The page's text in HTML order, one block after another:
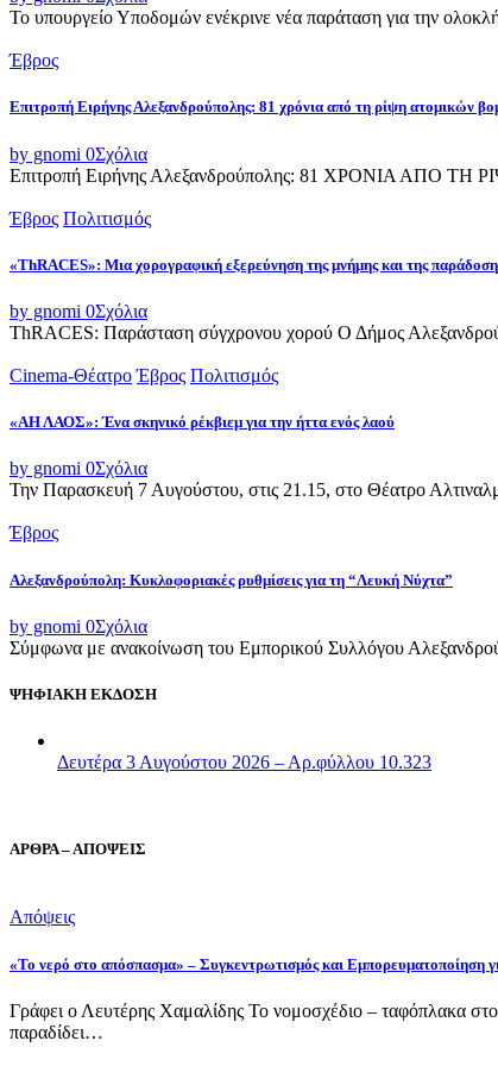
Το υπουργείο Υποδομών ενέκρινε νέα παράταση για την
Έβρος
Επιτροπή Ειρήνης Αλεξανδρούπολης: 81 χρόνια από τη ρίψη ατομικών
by gnomi 0Σχόλια
Επιτροπή Ειρήνης Αλεξανδρούπολης: 81 ΧΡΟΝΙΑ
Έβρος Πολιτισμός
«ThRACES»: Μια χορογραφική εξερεύνηση της μνήμης και της
by gnomi 0Σχόλια
ThRACES: Παράσταση σύγχρονου χορού Ο Δήμος
Cinema-Θέατρο Έβρος Πολιτισμός
«ΑΗ ΛΑΟΣ»: Ένα σκηνικό ρέκβιεμ για την ήττα ενός λαού
by gnomi 0Σχόλια
Την Παρασκευή 7 Αυγούστου, στις 21.15, στο Θέατρο
Έβρος
Αλεξανδρούπολη: Κυκλοφοριακές ρυθμίσεις για τη “Λευκή Νύχτα”
by gnomi 0Σχόλια
Σύμφωνα με ανακοίνωση του Εμπορικού Συλλόγου
ΨΗΦΙΑΚΗ ΕΚΔΟΣΗ
Δευτέρα 3 Αυγούστου 2026 – Αρ.φύλλου 10.323
ΑΡΘΡΑ – ΑΠΟΨΕΙΣ
Απόψεις
«Το νερό στο απόσπασμα» – Συγκεντρωτισμός και Εμπορευματοποίηση
Γράφει ο Λευτέρης Χαμαλίδης Το νομοσχέδιο – ταφόπλακα
παραδίδει…